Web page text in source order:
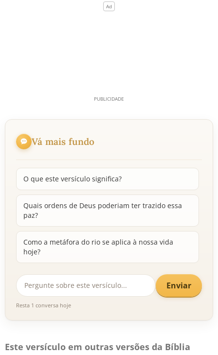
Vá mais fundo
O que este versículo significa?
Quais ordens de Deus poderiam ter trazido essa
paz?
Como a metáfora do rio se aplica à nossa vida
hoje?
Enviar
Resta 1 conversa hoje
Este versículo em outras versões da Bíblia